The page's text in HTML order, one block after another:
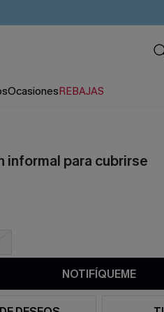
OcasionesREBAJAS
informal para cubrirse
NOTIFÍQUEME